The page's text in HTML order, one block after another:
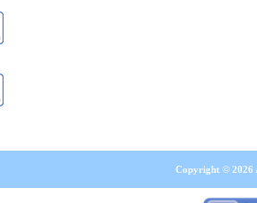
Copyright © 2026